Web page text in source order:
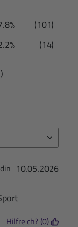
(101)
(14)
10.05.2026
Hilfreich? (0)